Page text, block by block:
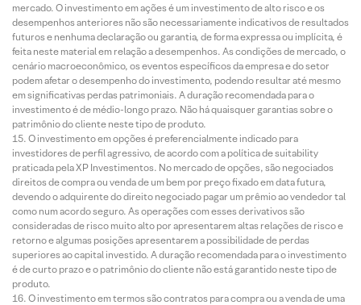
mercado. O investimento em ações é um investimento de alto risco e os
desempenhos anteriores não são necessariamente indicativos de resultados
futuros e nenhuma declaração ou garantia, de forma expressa ou implícita, é
feita neste material em relação a desempenhos. As condições de mercado, o
cenário macroeconômico, os eventos específicos da empresa e do setor
podem afetar o desempenho do investimento, podendo resultar até mesmo
em significativas perdas patrimoniais. A duração recomendada para o
investimento é de médio-longo prazo. Não há quaisquer garantias sobre o
patrimônio do cliente neste tipo de produto.
O investimento em opções é preferencialmente indicado para
investidores de perfil agressivo, de acordo com a política de suitability
praticada pela XP Investimentos. No mercado de opções, são negociados
direitos de compra ou venda de um bem por preço fixado em data futura,
devendo o adquirente do direito negociado pagar um prêmio ao vendedor tal
como num acordo seguro. As operações com esses derivativos são
consideradas de risco muito alto por apresentarem altas relações de risco e
retorno e algumas posições apresentarem a possibilidade de perdas
superiores ao capital investido. A duração recomendada para o investimento
é de curto prazo e o patrimônio do cliente não está garantido neste tipo de
produto.
O investimento em termos são contratos para compra ou a venda de uma